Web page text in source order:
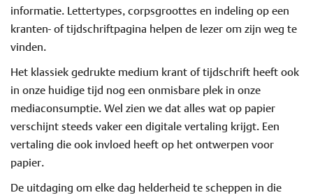
informatie. Lettertypes, corpsgroottes en indeling op een
kranten- of tijdschriftpagina helpen de lezer om zijn weg te
vinden.
Het klassiek gedrukte medium krant of tijdschrift heeft ook
in onze huidige tijd nog een onmisbare plek in onze
mediaconsumptie. Wel zien we dat alles wat op papier
verschijnt steeds vaker een digitale vertaling krijgt. Een
vertaling die ook invloed heeft op het ontwerpen voor
papier.
De uitdaging om elke dag helderheid te scheppen in die